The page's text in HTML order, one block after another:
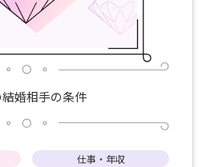
婚相手の条件
仕事・年収